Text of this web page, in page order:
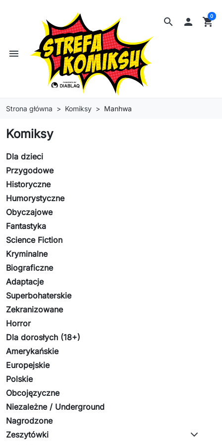
search
menu
 shopping_cart
0
Strona główna Komiksy Manhwa
Komiksy
Dla dzieci
Przygodowe
Historyczne
Humorystyczne
Obyczajowe
Fantastyka
Science Fiction
Kryminalne
Biograficzne
Adaptacje
Superbohaterskie
Zekranizowane
Horror
Dla dorosłych (18+)
Amerykańskie
Europejskie
Polskie
Obcojęzyczne
Niezależne / Underground
Nagrodzone
Zeszytówki